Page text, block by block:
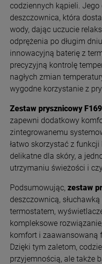
codziennych kąpieli.
deszczownica, która
wody, dając uczucie
odprężenia po długim
innowacyjną baterię z
precyzyjną kontrolę
nagłych zmian
wygodne korzystanie z
Zestaw prysznicowy F169
zapewni dodatkowy
zintegrowanemu
łatwo skorzystać z
delikatne dla skóry, a
utrzymaniu świeżości i
Podsumowując, zestaw
deszczownicą,
termostatem,
kompleksowe
komfort i zaawansowaną
Dzięki tym zaletom,
przyjemnością, ale także